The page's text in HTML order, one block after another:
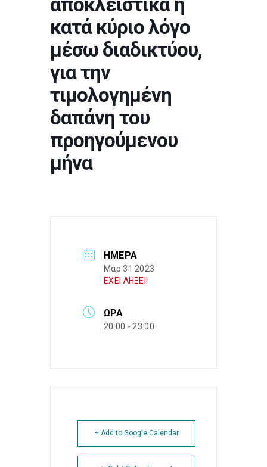
κατά κύριο λόγο
μέσω διαδικτύου,
για την
τιμολογημένη
δαπάνη του
προηγούμενου
μήνα
ΗΜΈΡΑ
Μαρ 31 2023
ΕΧΕΙ ΛΗΞΕΙ!
ΏΡΑ
20:00 - 23:00
+ Add to Google Calendar